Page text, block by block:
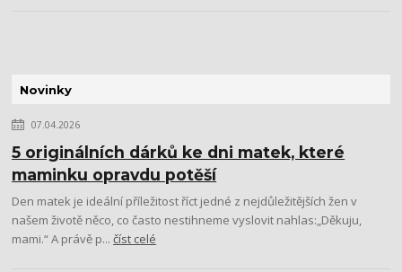
Novinky
07.04.2026
5 originálních dárků ke dni matek, které
maminku opravdu potěší
Den matek je ideální příležitost říct jedné z nejdůležitějších žen v
našem životě něco, co často nestihneme vyslovit nahlas:„Děkuju,
mami.“ A právě p...číst celé